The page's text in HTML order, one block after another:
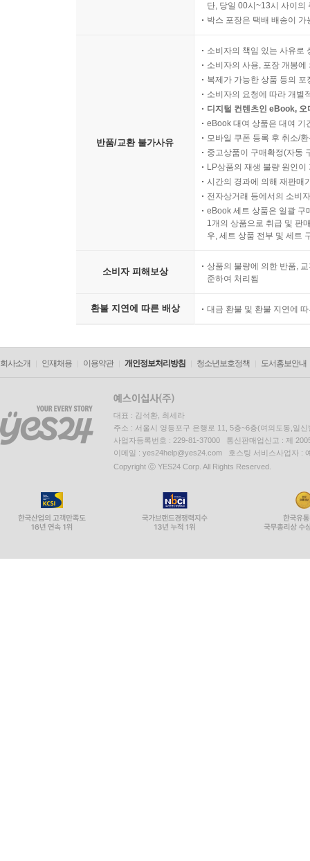
단, 당일 00시~13시 사이의
박스 포장은 택배 배송이
반품/교환 불가사유
소비자의 책임 있는 사유로
소비자의 사용, 포장 개봉
복제가 가능한 상품 등의
소비자의 요청에 따라 개별
디지털 컨텐츠인 eBook,
eBook 대여 상품은 대여 기
모바일 쿠폰 등록 후 취소/
중고상품이 구매확정(자동
LP상품의 재생 불량 원인
시간의 경과에 의해 재판매
전자상거래 등에서의 소비
eBook 세트 상품은 일괄 구
1개의 상품으로 취급 및 판
우, 세트 상품 전부 및 세트
소비자 피해보상
상품의 불량에 의한 반품,
준하여 처리됨
환불 지연에 따른 배상 대금 환불 및 환불 지연에
회사소개 인재채용 이용약관 개인정보처리방침 청소년보호정책 도서홍보안내
대표 : 김석환, 최세라
주소 : 서울시 영등포구 은행로 11, 5층~6층(여의도동,일신
사업자등록번호 : 229-81-37000 통신판매업신고 : 제
이메일 : yes24help@yes24.com 호스팅 서비스사업자 :
Copyright ⓒ YES24 Corp. All Rights Reserved.